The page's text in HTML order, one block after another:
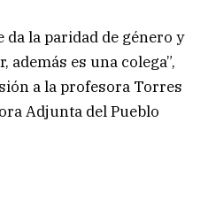
da la paridad de género y
además es una colega”,
a la profesora Torres
Adjunta del Pueblo